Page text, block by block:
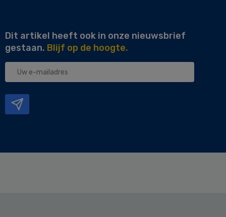
Dit artikel heeft ook in onze nieuwsbrief
gestaan. Blijf op de hoogte.
Uw